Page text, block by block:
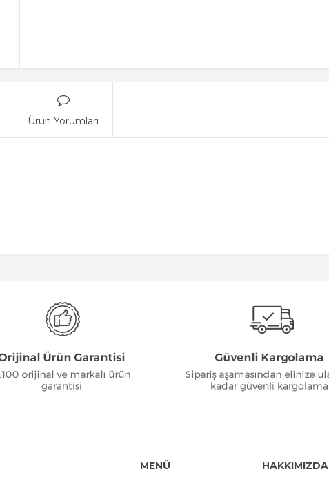
Ürün Yorumları
MENÜ HAKKIMIZDA